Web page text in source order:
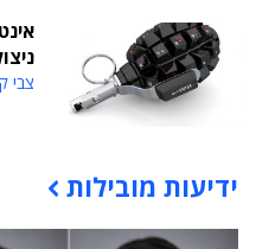
צבי
תוכן פרסומי
ידיעות מובילות